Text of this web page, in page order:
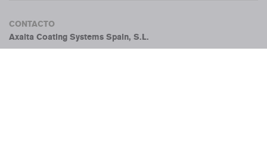
CONTACTO
Axalta Coating Systems Spain, S.L.